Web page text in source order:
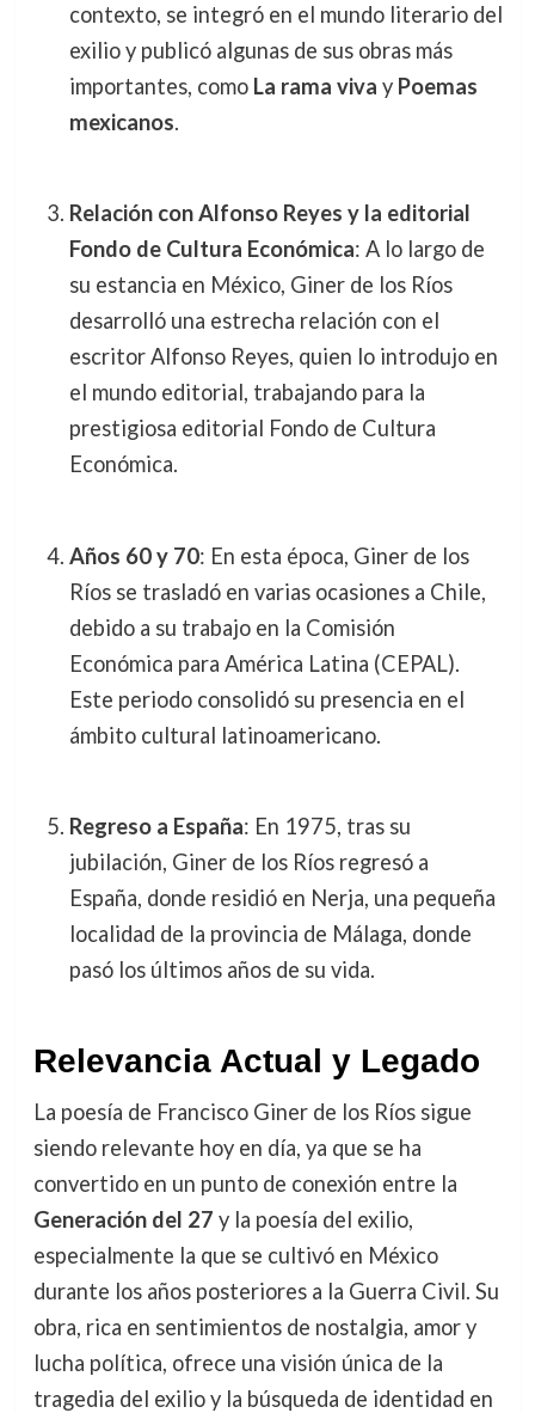
contexto, se integró en el mundo literario del
exilio y publicó algunas de sus obras más
importantes, como La rama viva y Poemas
mexicanos.
Relación con Alfonso Reyes y la editorial
Fondo de Cultura Económica: A lo largo de
su estancia en México, Giner de los Ríos
desarrolló una estrecha relación con el
escritor Alfonso Reyes, quien lo introdujo en
el mundo editorial, trabajando para la
prestigiosa editorial Fondo de Cultura
Económica.
Años 60 y 70: En esta época, Giner de los
Ríos se trasladó en varias ocasiones a Chile,
debido a su trabajo en la Comisión
Económica para América Latina (CEPAL).
Este periodo consolidó su presencia en el
ámbito cultural latinoamericano.
Regreso a España: En 1975, tras su
jubilación, Giner de los Ríos regresó a
España, donde residió en Nerja, una pequeña
localidad de la provincia de Málaga, donde
pasó los últimos años de su vida.
Relevancia Actual y Legado
La poesía de Francisco Giner de los Ríos sigue
siendo relevante hoy en día, ya que se ha
convertido en un punto de conexión entre la
Generación del 27 y la poesía del exilio,
especialmente la que se cultivó en México
durante los años posteriores a la Guerra Civil. Su
obra, rica en sentimientos de nostalgia, amor y
lucha política, ofrece una visión única de la
tragedia del exilio y la búsqueda de identidad en